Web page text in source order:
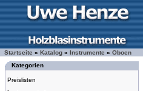
Startseite » Katalog » Instrumente » Oboen
Kategorien
Preislisten